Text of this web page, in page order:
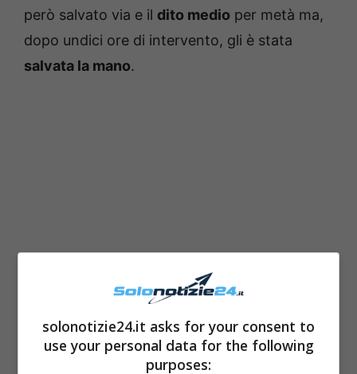
però salvato via e il dito medio per metà ma,
dopo undici ore di intervento, gli è stata
salvata la mano.
Se fossi rimasto più del dovuto nella mia
casa in campagna in attesa dei soccorsi“, ha
solonotizie24.it asks for your consent to
use your personal data for the following
purposes: